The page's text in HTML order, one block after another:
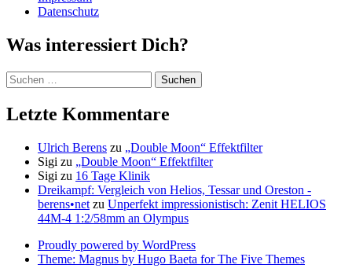
Datenschutz
Was interessiert Dich?
Suchen
nach:
Letzte Kommentare
Ulrich Berens zu „Double Moon“ Effektfilter
Sigi zu „Double Moon“ Effektfilter
Sigi zu 16 Tage Klinik
Dreikampf: Vergleich von Helios, Tessar und Oreston -
berens•net zu Unperfekt impressionistisch: Zenit HELIOS
44M-4 1:2/58mm an Olympus
Proudly powered by WordPress
Theme: Magnus by Hugo Baeta for The Five Themes